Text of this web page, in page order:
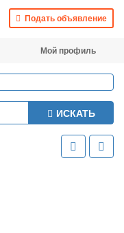
Подать объявление
Мой профиль
ИСКАТЬ